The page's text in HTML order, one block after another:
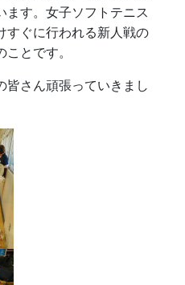
ます。女子ソフトテニス
すぐに行われる新人戦の
とです。
さん頑張っていきまし